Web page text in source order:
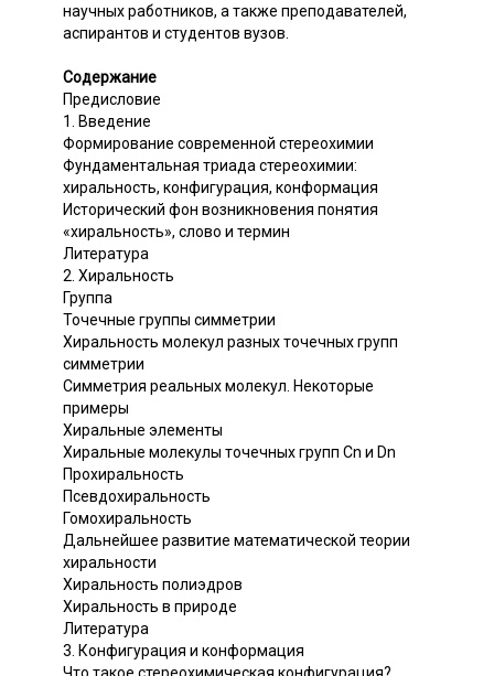
научных работников, а также преподавателей,
аспирантов и студентов вузов.
Содержание
Предисловие
1. Введение
Формирование современной стереохимии
Фундаментальная триада стереохимии:
хиральность, конфигурация, конформация
Исторический фон возникновения понятия
«хиральность», слово и термин
Литература
2. Хиральность
Группа
Точечные группы симметрии
Хиральность молекул разных точечных групп
симметрии
Симметрия реальных молекул. Некоторые
примеры
Хиральные элементы
Хиральные молекулы точечных групп Сn и Dn
Прохиральность
Псевдохиральность
Гомохиральность
Дальнейшее развитие математической теории
хиральности
Хиральность полиэдров
Хиральность в природе
Литература
3. Конфигурация и конформация
Что такое стереохимическая конфигурация?